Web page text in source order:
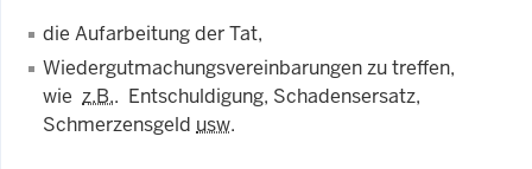
die Aufarbeitung der Tat,
Wiedergutmachungsvereinbarungen zu treffen,
wie z.B.. Entschuldigung, Schadensersatz,
Schmerzensgeld usw.